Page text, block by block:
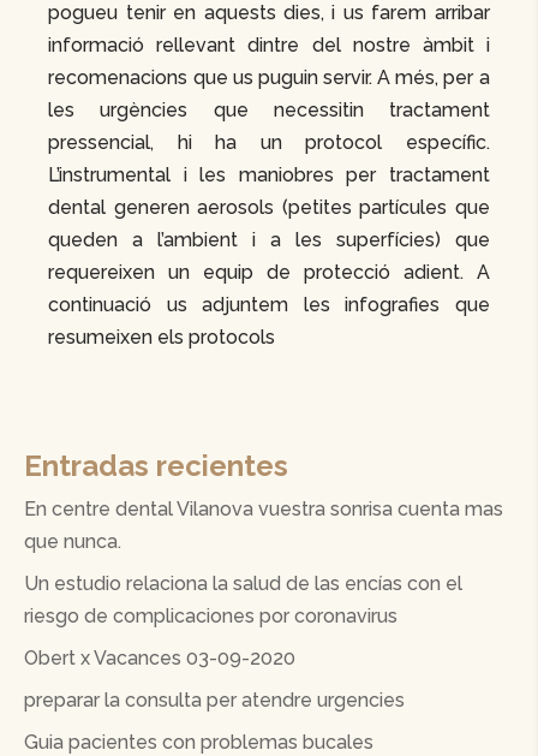
pogueu tenir en aquests dies, i us farem arribar
informació rellevant dintre del nostre àmbit i
recomenacions que us puguin servir. A més, per a
les urgències que necessitin tractament
pressencial, hi ha un protocol específic.
L’instrumental i les maniobres per tractament
dental generen aerosols (petites partícules que
queden a l’ambient i a les superfícies) que
requereixen un equip de protecció adient. A
continuació us adjuntem les infografies que
resumeixen els protocols
Entradas recientes
En centre dental Vilanova vuestra sonrisa cuenta mas
que nunca.
Un estudio relaciona la salud de las encías con el
riesgo de complicaciones por coronavirus
Obert x Vacances 03-09-2020
preparar la consulta per atendre urgencies
Guia pacientes con problemas bucales